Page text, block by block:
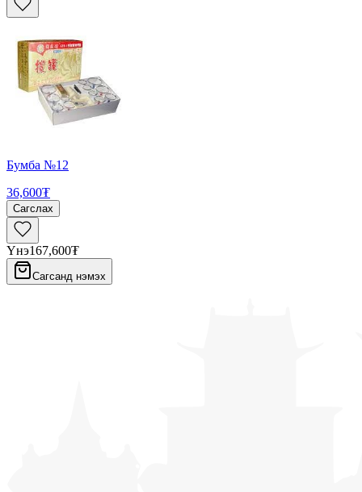
Бумба №12
36,600₮
Сагслах
Үнэ167,600₮
Сагсанд нэмэх